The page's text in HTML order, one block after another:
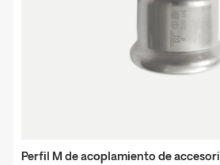
Perfil M de acoplamiento de